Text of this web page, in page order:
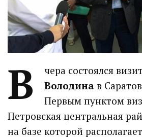
В чера состоялся визит
Володина в
Первым пунктом
Петровская центральная
на базе которой